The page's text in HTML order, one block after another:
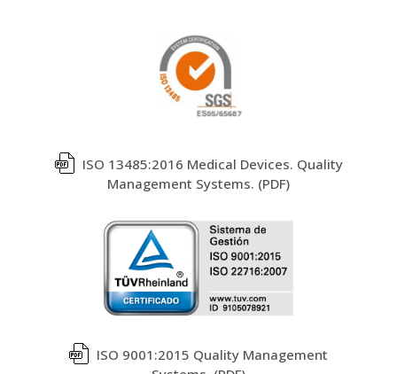
ISO 13485:2016 Medical Devices. Quality
Management Systems.
ISO 9001:2015 Quality Management